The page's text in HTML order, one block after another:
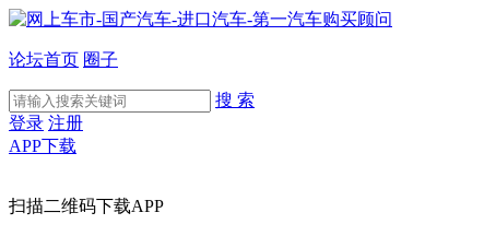
论坛首页 圈子
搜 索
登录 注册
APP下载
扫描二维码下载APP